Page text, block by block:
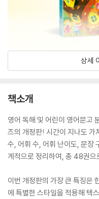
상세
책소개
영어 독해 및 어린이 영어문
즈의 개정판! 시간이 지나도 가
수, 어휘 수, 어휘 난이도, 문장
계적으로 정리하여, 총 48권으
이번 개정판의 가장 큰 특징은
에 특별한 스타일을 적용해 텍